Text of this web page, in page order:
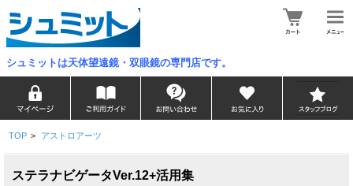
シュミットは天体望遠鏡・双眼鏡の専門店です。
TOP > アストロアーツ
ステラナビゲータVer.12+活用集